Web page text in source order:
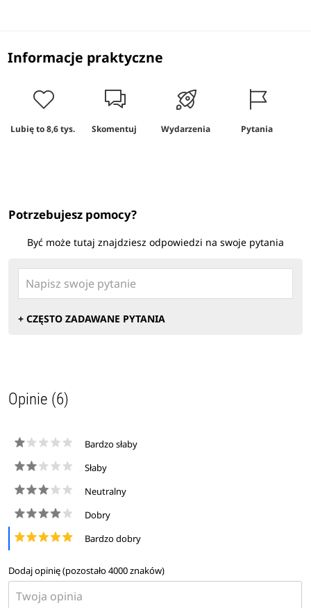
Informacje praktyczne
Lubię to8,6 tys. Skomentuj Wydarzenia Pytania
Potrzebujesz pomocy?
Być może tutaj znajdziesz odpowiedzi na swoje pytania
+ CZĘSTO ZADAWANE PYTANIA
Opinie (6)
Bardzo słaby
Słaby
Neutralny
Dobry
Bardzo dobry
Dodaj opinię (pozostało4000znaków)